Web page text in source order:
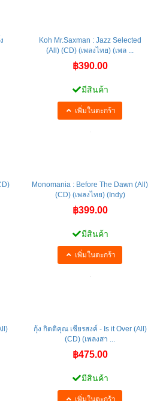
(All) (CD) (เพลงไทย) (เพล ...
฿390.00
มีสินค้า
(CD) (เพลงไทย) (Indy)
฿399.00
มีสินค้า
(CD) (เพลงสา ...
฿475.00
มีสินค้า